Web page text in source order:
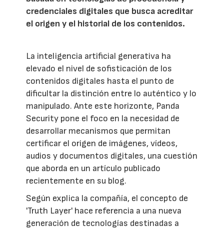
credenciales digitales que busca acreditar
el origen y el historial de los contenidos.
La inteligencia artificial generativa ha
elevado el nivel de sofisticación de los
contenidos digitales hasta el punto de
dificultar la distinción entre lo auténtico y lo
manipulado. Ante este horizonte, Panda
Security pone el foco en la necesidad de
desarrollar mecanismos que permitan
certificar el origen de imágenes, vídeos,
audios y documentos digitales, una cuestión
que aborda en un artículo publicado
recientemente en su blog.
Según explica la compañía, el concepto de
'Truth Layer' hace referencia a una nueva
generación de tecnologías destinadas a